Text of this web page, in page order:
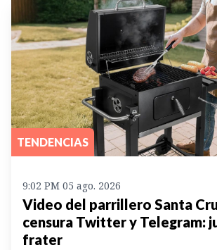
TENDENCIAS
9:02 PM 05 ago. 2026
Video del parrillero Santa
censura Twitter y Telegram:
frater